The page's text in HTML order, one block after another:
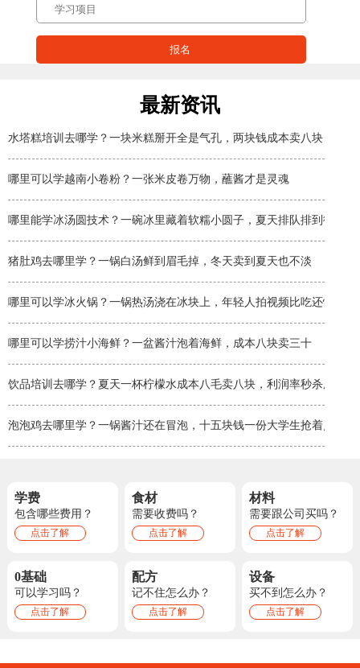
最新资讯
水塔糕培训去哪学？一块米糕掰开全是气孔，两块钱成本卖八块
哪里可以学越南小卷粉？一张米皮卷万物，蘸酱才是灵魂
哪里能学冰汤圆技术？一碗冰里藏着软糯小圆子，夏天排队排到街角
猪肚鸡去哪里学？一锅白汤鲜到眉毛掉，冬天卖到夏天也不淡
哪里可以学冰火锅？一锅热汤浇在冰块上，年轻人拍视频比吃还忙
哪里可以学捞汁小海鲜？一盆酱汁泡着海鲜，成本八块卖三十
饮品培训去哪学？夏天一杯柠檬水成本八毛卖八块，利润率秒杀所有小
泡泡鸡去哪里学？一锅酱汁还在冒泡，十五块钱一份大学生抢着点
学费
包含哪些费用？
点击了解
食材
需要收费吗？
点击了解
材料
需要跟公司买吗？
点击了解
0基础
可以学习吗？
点击了解
配方
记不住怎么办？
点击了解
设备
买不到怎么办？
点击了解